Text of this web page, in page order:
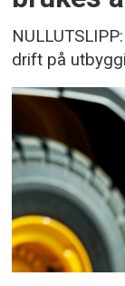
drift på